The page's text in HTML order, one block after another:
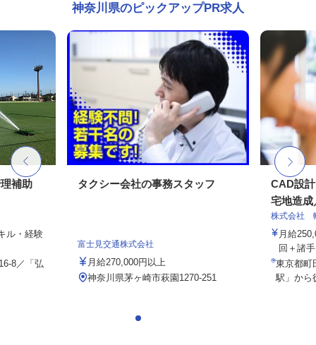
神奈川県のピックアップPR求人
補助
ル・経験
8／「弘
タクシー会社の事務スタッフ
富士見交通株式会社
月給270,000円以上
神奈川県茅ヶ崎市萩園1270-251
CAD設
宅地造成
株式会社
月給
回＋諸
東京都町
駅」から